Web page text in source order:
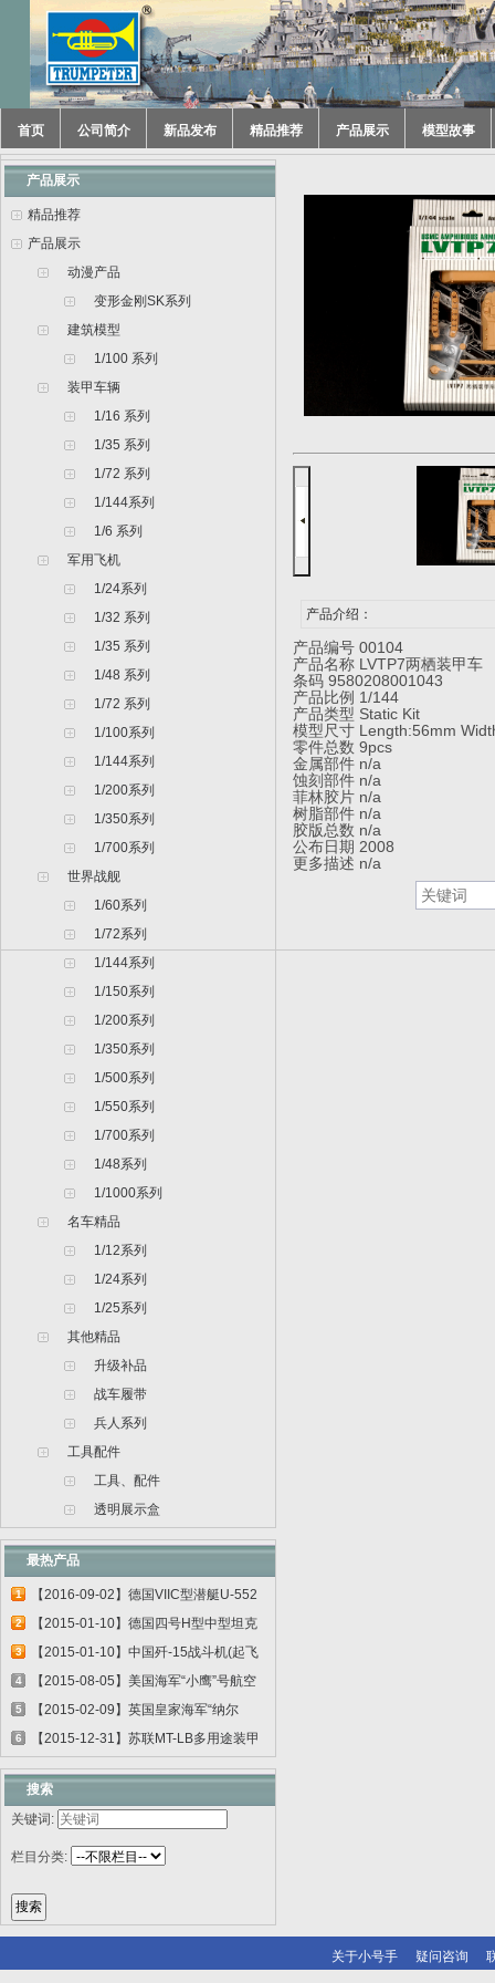
首页 公司简介 新品发布 精品推荐 产品展示 模型故事
产品展示
精品推荐
产品展示
动漫产品
变形金刚SK系列
建筑模型
1/100 系列
装甲车辆
1/16 系列
1/35 系列
1/72 系列
1/144系列
1/6 系列
军用飞机
1/24系列
1/32 系列
1/35 系列
1/48 系列
1/72 系列
1/100系列
1/144系列
1/200系列
1/350系列
1/700系列
世界战舰
1/60系列
1/72系列
1/144系列
1/150系列
1/200系列
1/350系列
1/500系列
1/550系列
1/700系列
1/48系列
1/1000系列
名车精品
1/12系列
1/24系列
1/25系列
其他精品
升级补品
战车履带
兵人系列
工具配件
工具、配件
透明展示盒
最热产品
1
【2016-09-02】德国VIIC型潜艇U-552
06801
2
【2015-01-10】德国四号H型中型坦克
00920
3
【2015-01-10】中国歼-15战斗机(起飞
甲板...
4
【2015-08-05】美国海军“小鹰”号航空
母...
5
【2015-02-09】英国皇家海军“纳尔
逊”号...
6
【2015-12-31】苏联MT-LB多用途装甲
运输车...
搜索
关键词:
栏目分类:
产品介绍：
产品编号 00104
产品名称 LVTP7两栖装甲车
条码 9580208001043
产品比例 1/144
产品类型 Static Kit
模型尺寸 Length:56mm
零件总数 9pcs
金属部件 n/a
蚀刻部件 n/a
菲林胶片 n/a
树脂部件 n/a
胶版总数 n/a
公布日期 2008
更多描述 n/a
关于小号手 疑问咨询